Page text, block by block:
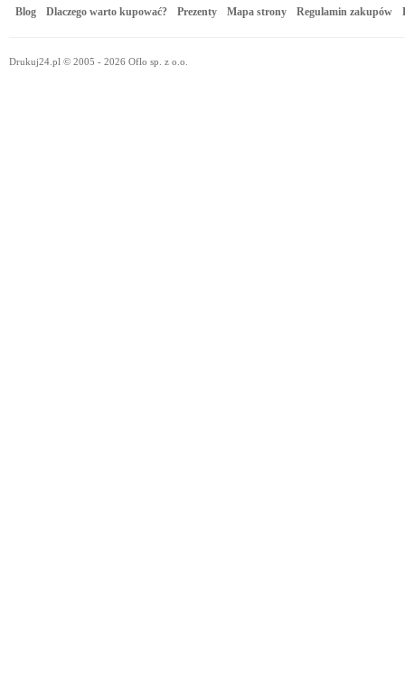
Blog Dlaczego warto kupować? Prezenty Mapa strony Regulamin zakupów
Drukuj24.pl © 2005 - 2026 Oflo sp. z o.o.